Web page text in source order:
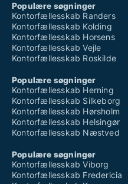
Populære søgninger
Kontorfællesskab Randers
Kontorfællesskab Kolding
Kontorfællesskab Horsens
Kontorfællesskab Vejle
Kontorfællesskab Roskilde
Populære søgninger
Kontorfællesskab Herning
Kontorfællesskab Silkeborg
Kontorfællesskab Hørsholm
Kontorfællesskab Helsingør
Kontorfællesskab Næstved
Populære søgninger
Kontorfællesskab Viborg
Kontorfællesskab Fredericia